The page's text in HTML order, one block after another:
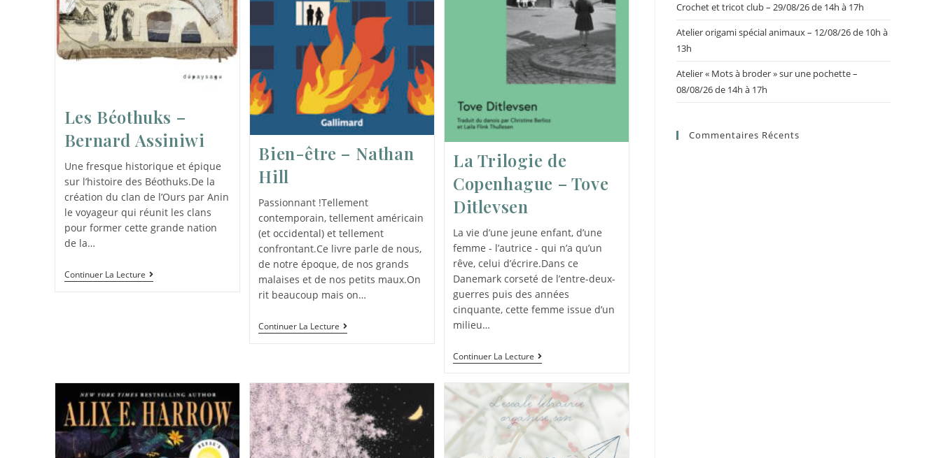
Les Béothuks –
Bernard Assiniwi
Une fresque historique et épique
sur l’histoire des Béothuks.De la
création du clan de l’Ours par Anin
le voyageur qui réunit les clans
pour former cette grande nation
de la…
Continuer La Lecture
Bien-être – Nathan
Hill
Passionnant !Tellement
contemporain, tellement américain
(et occidental) et tellement
confrontant.Ce livre parle de nous,
de notre époque, de nos grands
malaises et de nos petits maux.On
rit beaucoup mais on…
Continuer La Lecture
La Trilogie de
Copenhague – Tove
Ditlevsen
La vie d’une jeune enfant, d’une
femme - l’autrice - qui n’a qu’un
rêve, celui d’écrire.Dans ce
Danemark corseté de l’entre-deux-
guerres puis des années
cinquante, cette femme issue d’un
milieu…
Continuer La Lecture
Crochet et tricot club – 29/08/26 de 14h à 17h
Atelier origami spécial animaux – 12/08/26 de 10h à
13h
Atelier « Mots à broder » sur une pochette –
08/08/26 de 14h à 17h
Commentaires Récents